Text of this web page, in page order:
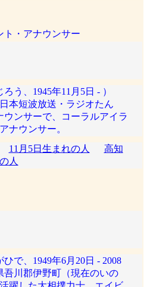
ト・アナウンサー
う、1945年11月5日 - ）
本短波放送・ラジオたん
ンサーで、コーラルアイラ
ナウンサー。
11月5日生まれの人
高知
人
で、1949年6月20日 - 2008
吾川郡伊野町（現在のいの